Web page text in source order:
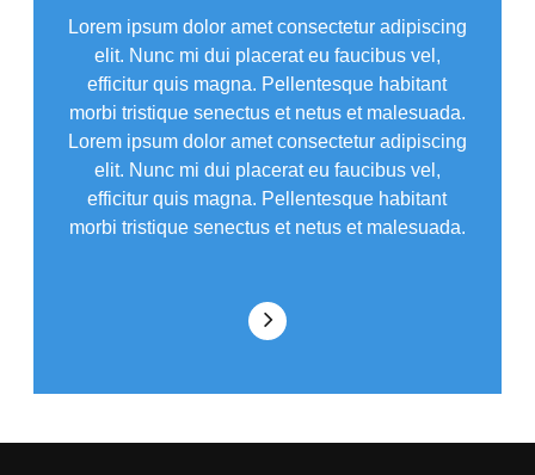
Lorem ipsum dolor amet consectetur adipiscing
elit. Nunc mi dui placerat eu faucibus vel,
efficitur quis magna. Pellentesque habitant
morbi tristique senectus et netus et malesuada.
Lorem ipsum dolor amet consectetur adipiscing
elit. Nunc mi dui placerat eu faucibus vel,
efficitur quis magna. Pellentesque habitant
morbi tristique senectus et netus et malesuada.